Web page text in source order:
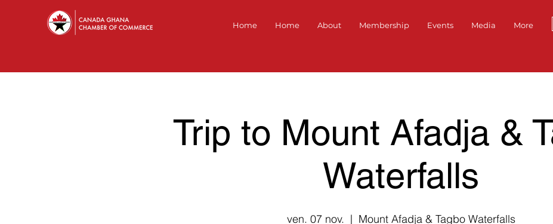
Home Home About Membership Events Media More
Trip to Mount Afadja &
Waterfalls
ven. 07 nov.
  |
Mount Afadja & Tagbo Waterfalls